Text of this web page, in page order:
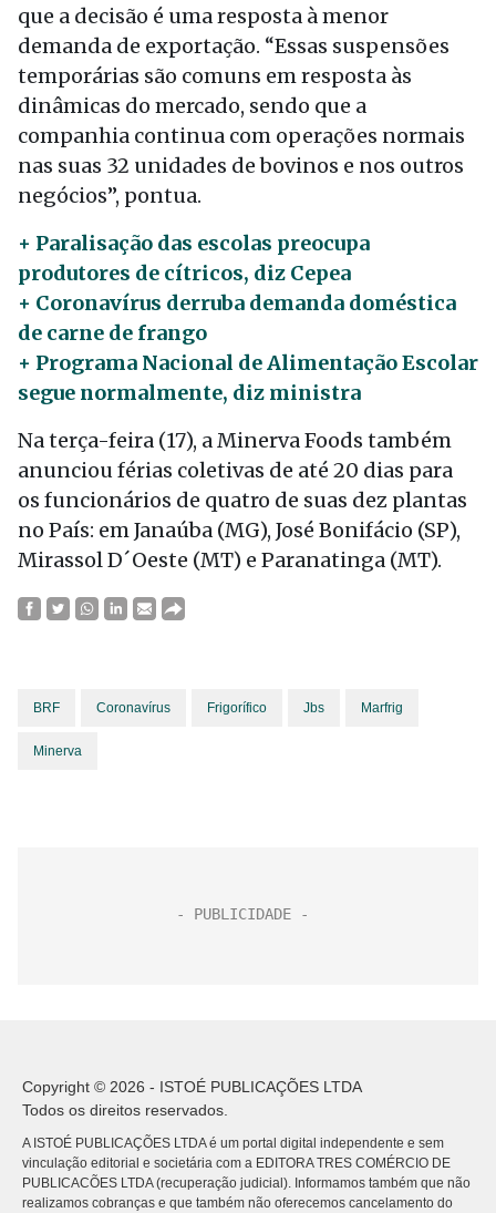
que a decisão é uma resposta à menor
demanda de exportação. “Essas suspensões
temporárias são comuns em resposta às
dinâmicas do mercado, sendo que a
companhia continua com operações normais
nas suas 32 unidades de bovinos e nos outros
negócios”, pontua.
+ Paralisação das escolas preocupa
produtores de cítricos, diz Cepea
+ Coronavírus derruba demanda doméstica
de carne de frango
+ Programa Nacional de Alimentação Escolar
segue normalmente, diz ministra
Na terça-feira (17), a Minerva Foods também
anunciou férias coletivas de até 20 dias para
os funcionários de quatro de suas dez plantas
no País: em Janaúba (MG), José Bonifácio (SP),
Mirassol D´Oeste (MT) e Paranatinga (MT).
BRF Coronavírus Frigorífico Jbs Marfrig
Minerva
Copyright © 2026 - ISTOÉ PUBLICAÇÕES LTDA
Todos os direitos reservados.
A ISTOÉ PUBLICAÇÕES LTDA é um portal digital independente e sem
vinculação editorial e societária com a EDITORA TRES COMÉRCIO DE
PUBLICACÕES LTDA (recuperação judicial). Informamos também que não
realizamos cobranças e que também não oferecemos cancelamento do